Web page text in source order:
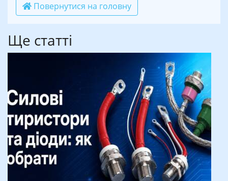
Повернутися на головну
Ще статті